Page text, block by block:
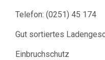
Telefon: (0251) 45 174
Gut sortiertes
Einbruchschutz